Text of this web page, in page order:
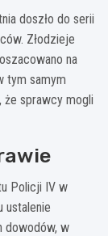
doszło do serii
Złodzieje
na
tym samym
że sprawcy mogli
Policji IV w
ustalenie
dowodów, w